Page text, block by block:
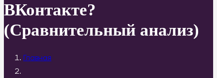
ВКонтакте?
(Сравнительный анализ)
Главная